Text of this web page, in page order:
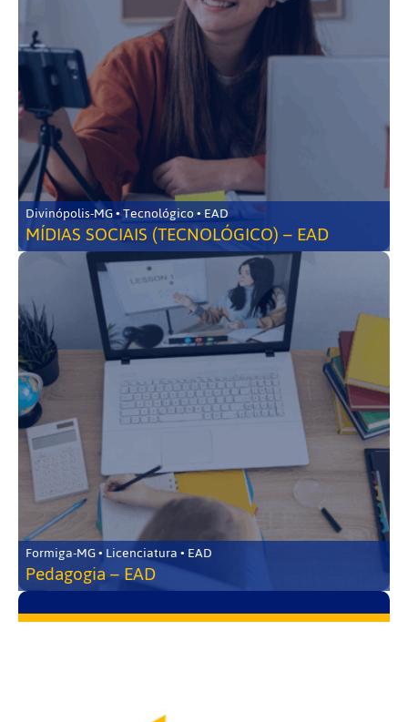
Divinópolis-MG • Tecnológico • EAD
MÍDIAS SOCIAIS (TECNOLÓGICO) – EAD
Formiga-MG • Licenciatura • EAD
Pedagogia – EAD